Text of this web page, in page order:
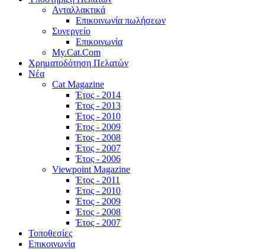
Ανταλλακτικά
Επικοινωνία πωλήσεων
Συνεργείο
Επικοινωνία
My.Cat.Com
Χρηματοδότηση Πελατών
Νέα
Cat Magazine
Έτος - 2014
Έτος - 2013
Έτος - 2010
Έτος - 2009
Έτος - 2008
Έτος - 2007
Έτος - 2006
Viewpoint Magazine
Έτος - 2011
Έτος - 2010
Έτος - 2009
Έτος - 2008
Έτος - 2007
Τοποθεσίες
Επικοινωνία